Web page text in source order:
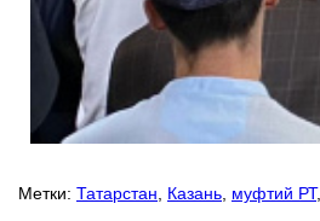
Метки: Татарстан Казань муфтий РТ,